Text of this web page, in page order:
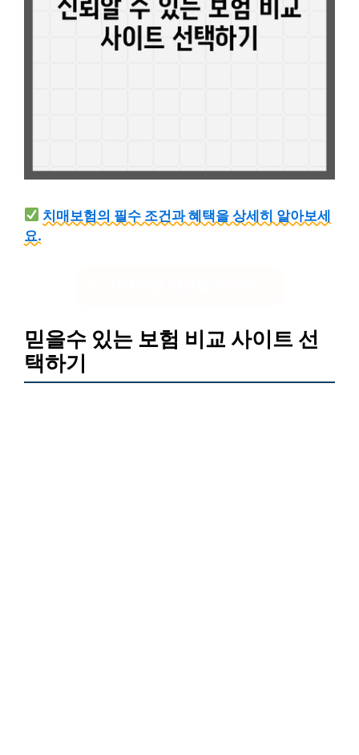
치매보험의 필수 조건과 혜택을 상세히 알아보세
요.
믿을수 있는 보험 비교 사이트 선
택하기